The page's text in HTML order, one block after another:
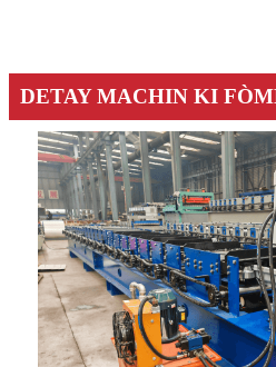
DETAY MACHIN KI